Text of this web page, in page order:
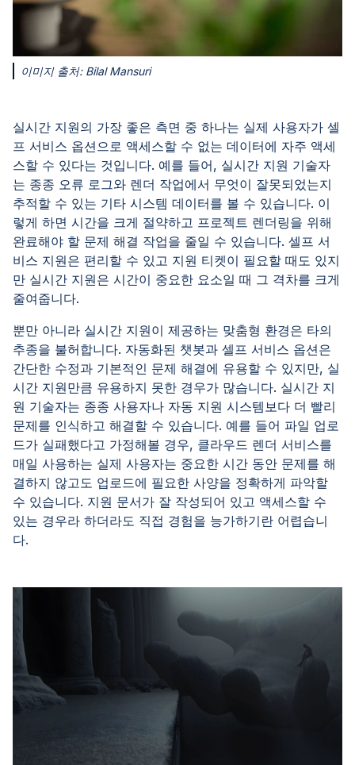
이미지 출처: Bilal Mansuri
실시간 지원의 가장 좋은 측면 중 하나는 실제 사용자가 셀
프 서비스 옵션으로 액세스할 수 없는 데이터에 자주 액세
스할 수 있다는 것입니다. 예를 들어, 실시간 지원 기술자
는 종종 오류 로그와 렌더 작업에서 무엇이 잘못되었는지
추적할 수 있는 기타 시스템 데이터를 볼 수 있습니다. 이
렇게 하면 시간을 크게 절약하고 프로젝트 렌더링을 위해
완료해야 할 문제 해결 작업을 줄일 수 있습니다. 셀프 서
비스 지원은 편리할 수 있고 지원 티켓이 필요할 때도 있지
만 실시간 지원은 시간이 중요한 요소일 때 그 격차를 크게
줄여줍니다.
뿐만 아니라 실시간 지원이 제공하는 맞춤형 환경은 타의
추종을 불허합니다. 자동화된 챗봇과 셀프 서비스 옵션은
간단한 수정과 기본적인 문제 해결에 유용할 수 있지만, 실
시간 지원만큼 유용하지 못한 경우가 많습니다. 실시간 지
원 기술자는 종종 사용자나 자동 지원 시스템보다 더 빨리
문제를 인식하고 해결할 수 있습니다. 예를 들어 파일 업로
드가 실패했다고 가정해볼 경우, 클라우드 렌더 서비스를
매일 사용하는 실제 사용자는 중요한 시간 동안 문제를 해
결하지 않고도 업로드에 필요한 사양을 정확하게 파악할
수 있습니다. 지원 문서가 잘 작성되어 있고 액세스할 수
있는 경우라 하더라도 직접 경험을 능가하기란 어렵습니
다.